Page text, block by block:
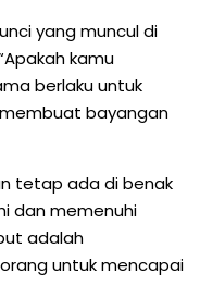
yang muncul di
kamu
berlaku untuk
bayangan
tetap ada di benak
dan memenuhi
adalah
untuk mencapai